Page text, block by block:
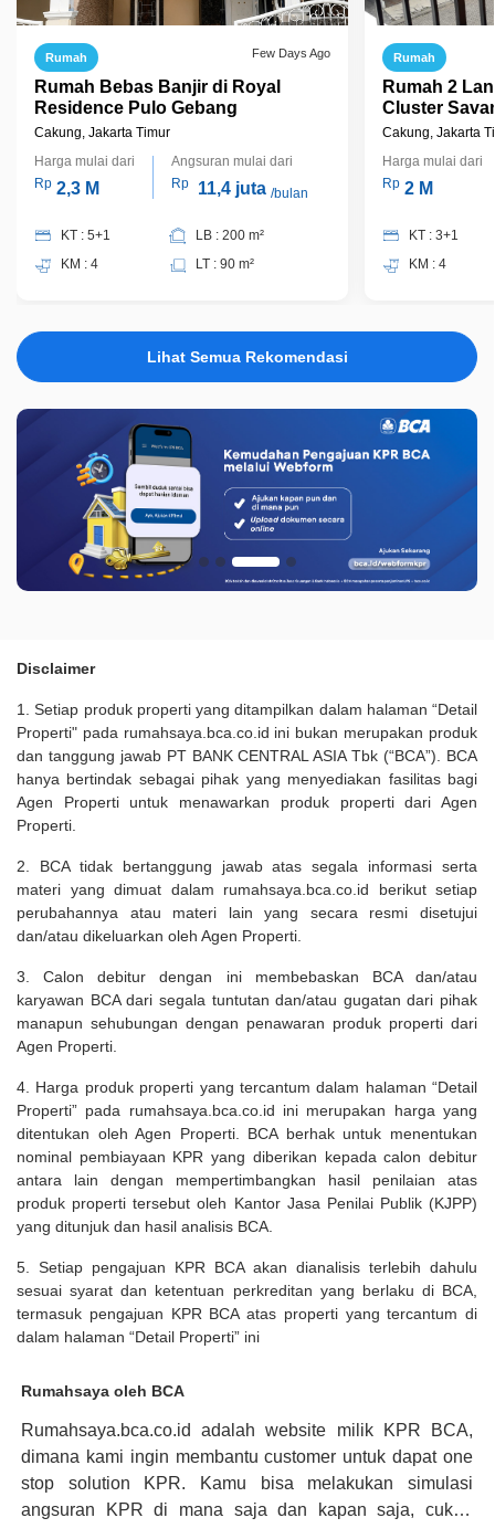
Rumah Few Days Ago
Rumah Bebas Banjir di Royal
Residence Pulo Gebang
Cakung, Jakarta Timur
Harga mulai dari
Rp 2,3 M
Angsuran mulai dari
Rp
11,4 juta /bulan
KT : 5+1
KM : 4
LB : 200 m²
LT : 90 m²
Rumah
Rumah 2
Cluster
Jakarta
Cakung, Jakarta
Harga mulai dari
Rp 2 M
KT : 3+1
KM : 4
Lihat Semua Rekomendasi
Disclaimer
1. Setiap produk properti yang ditampilkan dalam halaman “Detail
Properti" pada rumahsaya.bca.co.id ini bukan merupakan produk
dan tanggung jawab PT BANK CENTRAL ASIA Tbk (“BCA”). BCA
hanya bertindak sebagai pihak yang menyediakan fasilitas bagi
Agen Properti untuk menawarkan produk properti dari Agen
Properti.
2. BCA tidak bertanggung jawab atas segala informasi serta
materi yang dimuat dalam rumahsaya.bca.co.id berikut setiap
perubahannya atau materi lain yang secara resmi disetujui
dan/atau dikeluarkan oleh Agen Properti.
3. Calon debitur dengan ini membebaskan BCA dan/atau
karyawan BCA dari segala tuntutan dan/atau gugatan dari pihak
manapun sehubungan dengan penawaran produk properti dari
Agen Properti.
4. Harga produk properti yang tercantum dalam halaman “Detail
Properti” pada rumahsaya.bca.co.id ini merupakan harga yang
ditentukan oleh Agen Properti. BCA berhak untuk menentukan
nominal pembiayaan KPR yang diberikan kepada calon debitur
antara lain dengan mempertimbangkan hasil penilaian atas
produk properti tersebut oleh Kantor Jasa Penilai Publik (KJPP)
yang ditunjuk dan hasil analisis BCA.
5. Setiap pengajuan KPR BCA akan dianalisis terlebih dahulu
sesuai syarat dan ketentuan perkreditan yang berlaku di BCA,
termasuk pengajuan KPR BCA atas properti yang tercantum di
dalam halaman “Detail Properti” ini
Rumahsaya oleh BCA
Rumahsaya.bca.co.id adalah website milik KPR BCA,
dimana kami ingin membantu customer untuk dapat one
stop solution KPR. Kamu bisa melakukan simulasi
angsuran KPR di mana saja dan kapan saja, cukup